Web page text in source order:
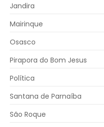
Jandira
Mairinque
Osasco
Pirapora do Bom Jesus
Política
Santana de Parnaíba
São Roque